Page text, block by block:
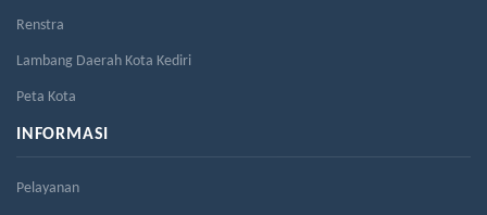
Renstra
Lambang Daerah Kota Kediri
Peta Kota
INFORMASI
Pelayanan